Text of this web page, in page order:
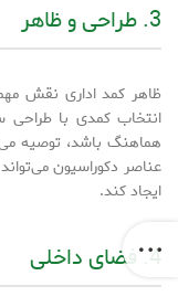
3. طراحی و ظاهر
ظاهر کمد اداری نقش
انتخاب کمدی با
هماهنگ باشد، توصیه
عناصر دکوراسیون
ایجاد کند.
4. فضای داخلی